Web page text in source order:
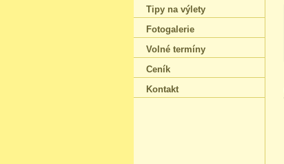
Tipy na výlety
Fotogalerie
Volné termíny
Ceník
Kontakt